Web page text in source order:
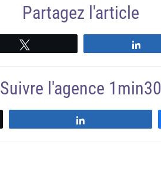
Partagez l'article
Suivre l'agence 1min30